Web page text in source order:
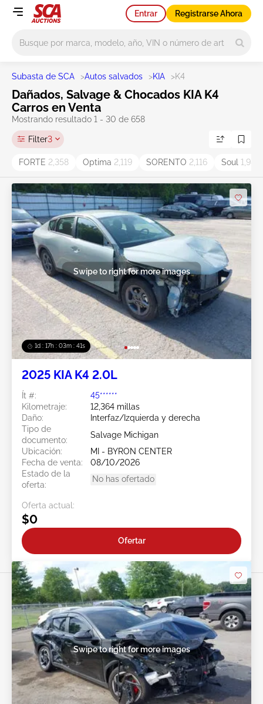
Entrar Registrarse Ahora
Subasta de SCA >Autos salvados >KIA >K4
Dañados, Salvage & Chocados KIA K4
Carros en Venta
Mostrando resultado 1 - 30 de 658
Filter3
FORTE 2,358 Optima 2,119 SORENTO 2,116 Soul 1,986
1d : 17h : 03m : 38s
Swipe to right for more images
2025 KIA K4 2.0L
Ít #:
45******
Kilometraje:
12,364 millas
Daño:
Interfaz/Izquierda y derecha
Tipo de
documento:
Salvage Michigan
Ubicación:
MI - BYRON CENTER
Fecha de venta:
08/10/2026
Estado de la
oferta:
No has ofertado
Oferta actual:
$0
Ofertar
Swipe to right for more images